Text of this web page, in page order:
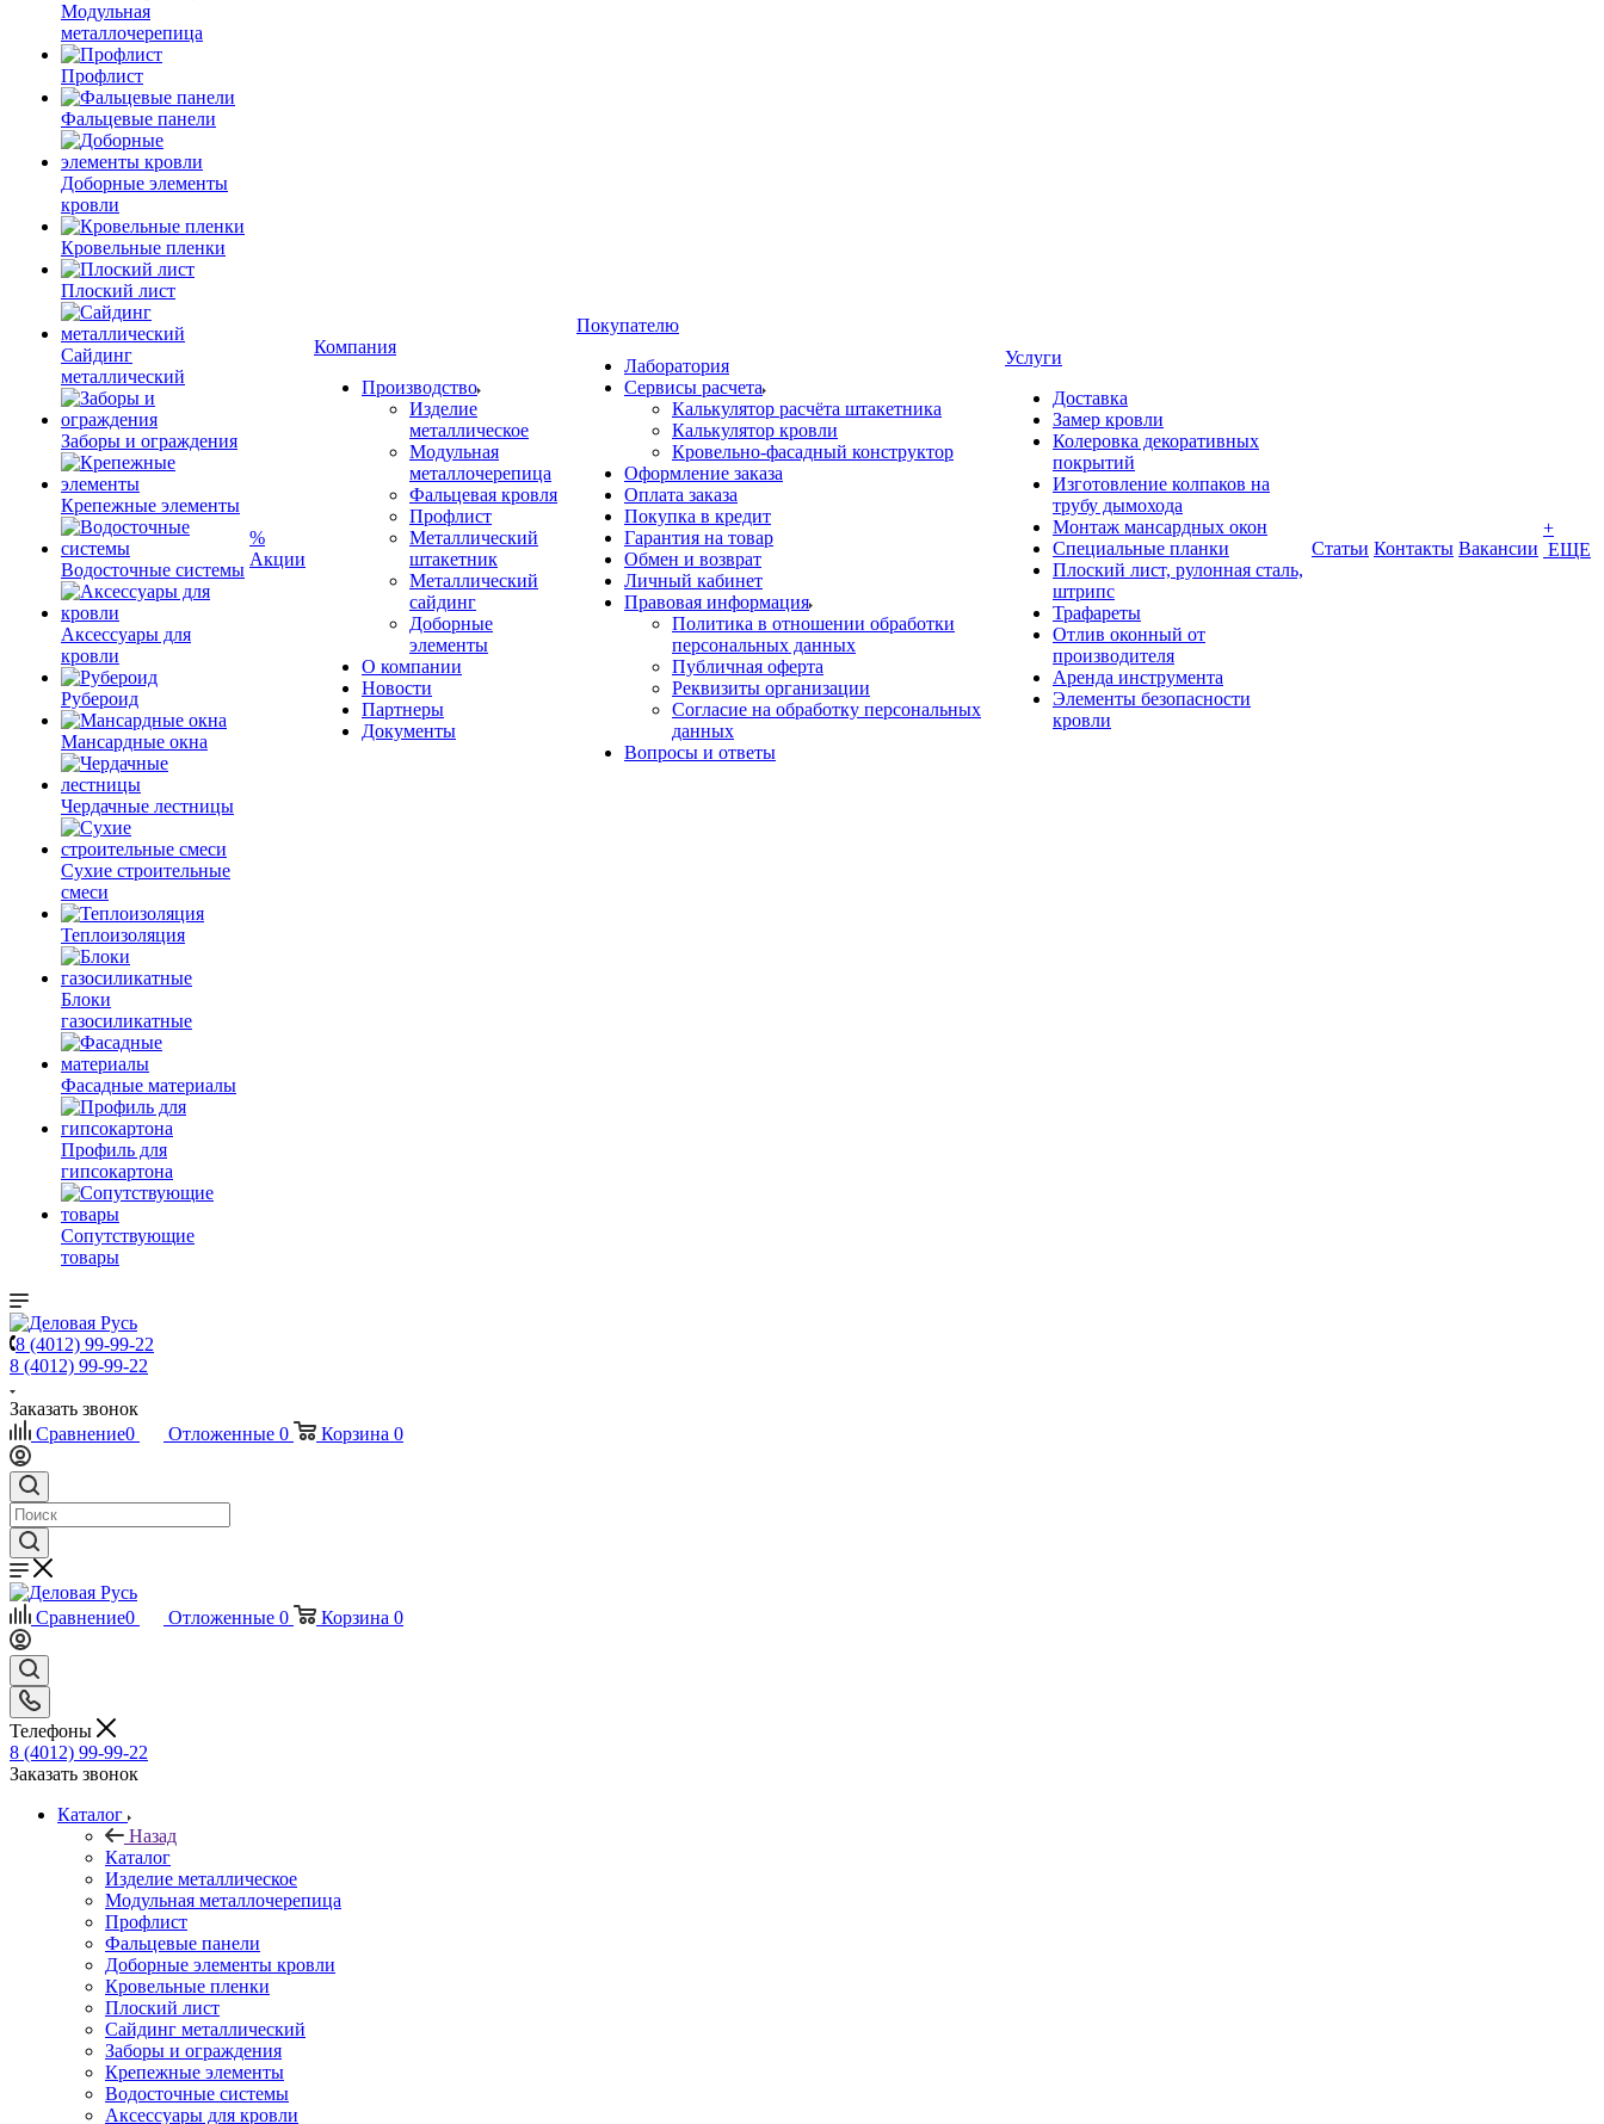
Модульная
металлочерепица
Профлист
Фальцевые панели
Доборные элементы
кровли
Кровельные пленки
Плоский лист
Сайдинг
металлический
Заборы и ограждения
Крепежные элементы
Водосточные системы
Аксессуары для
кровли
Рубероид
Мансардные окна
Чердачные лестницы
Сухие строительные
смеси
Теплоизоляция
Блоки
газосиликатные
Фасадные материалы
Профиль для
гипсокартона
Сопутствующие
товары
%
Акции
Компания
Производство
Изделие
металлическое
Модульная
металлочерепица
Фальцевая кровля
Профлист
Металлический
штакетник
Металлический
сайдинг
Доборные
элементы
О компании
Новости
Партнеры
Документы
Покупателю
Лаборатория
Сервисы расчета
Калькулятор расчёта штакетника
Калькулятор кровли
Кровельно-фасадный конструктор
Оформление заказа
Оплата заказа
Покупка в кредит
Гарантия на товар
Обмен и возврат
Личный кабинет
Правовая информация
Политика в отношении обработки
персональных данных
Публичная оферта
Реквизиты организации
Согласие на обработку персональных
данных
Вопросы и ответы
Услуги
Доставка
Замер кровли
Колеровка декоративных
покрытий
Изготовление колпаков на
трубу дымохода
Монтаж мансардных окон
Специальные планки
Плоский лист, рулонная сталь,
штрипс
Трафареты
Отлив оконный от
производителя
Аренда инструмента
Элементы безопасности
кровли
Статьи Контакты Вакансии
+
ЕЩЕ
8 (4012) 99-99-22
8 (4012) 99-99-22
Заказать звонок
Сравнение0 Отложенные 0 Корзина 0
Сравнение0 Отложенные 0 Корзина 0
Телефоны
8 (4012) 99-99-22
Заказать звонок
Каталог
Назад
Каталог
Изделие металлическое
Модульная металлочерепица
Профлист
Фальцевые панели
Доборные элементы кровли
Кровельные пленки
Плоский лист
Сайдинг металлический
Заборы и ограждения
Крепежные элементы
Водосточные системы
Аксессуары для кровли